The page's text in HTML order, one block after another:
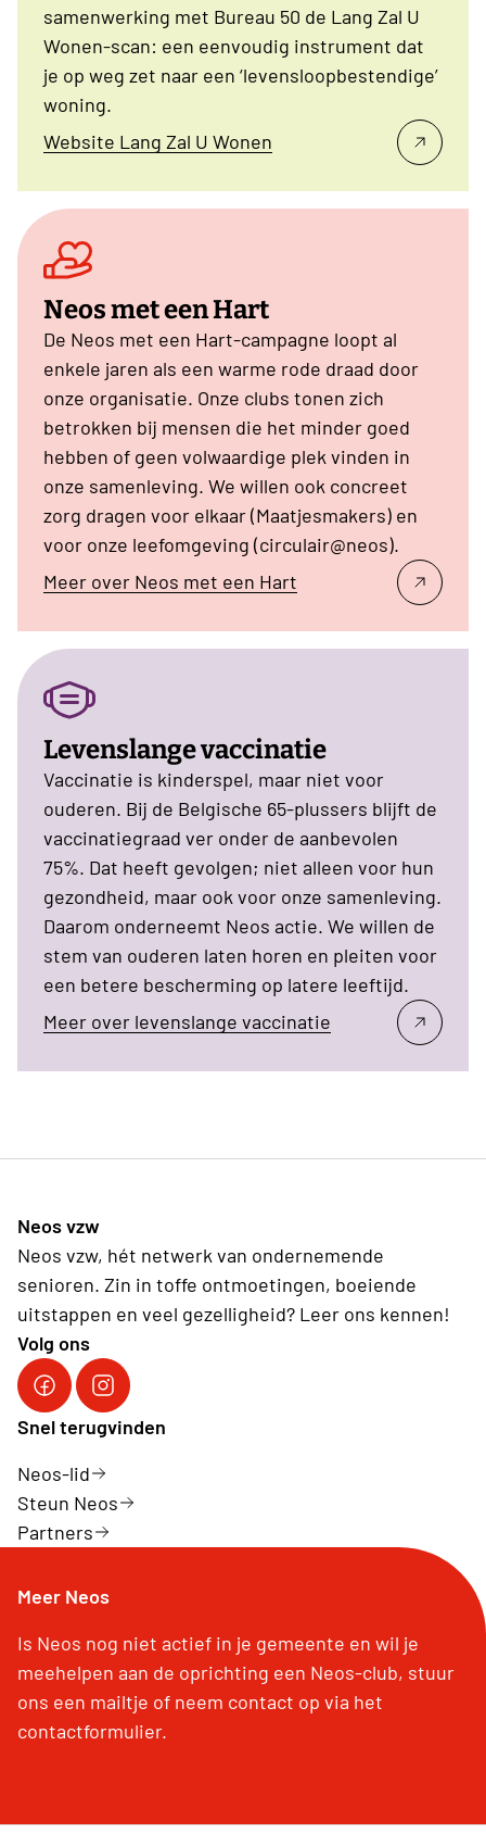
samenwerking met Bureau 50 de Lang Zal U
Wonen-scan: een eenvoudig instrument dat
je op weg zet naar een ‘levensloopbestendige’
woning.
Website Lang Zal U Wonen
Neos met een Hart
De Neos met een Hart-campagne loopt al
enkele jaren als een warme rode draad door
onze organisatie. Onze clubs tonen zich
betrokken bij mensen die het minder goed
hebben of geen volwaardige plek vinden in
onze samenleving. We willen ook concreet
zorg dragen voor elkaar (Maatjesmakers) en
voor onze leefomgeving (circulair@neos).
Meer over Neos met een Hart
Levenslange vaccinatie
Vaccinatie is kinderspel, maar niet voor
ouderen. Bij de Belgische 65-plussers blijft de
vaccinatiegraad ver onder de aanbevolen
75%. Dat heeft gevolgen; niet alleen voor hun
gezondheid, maar ook voor onze samenleving.
Daarom onderneemt Neos actie. We willen de
stem van ouderen laten horen en pleiten voor
een betere bescherming op latere leeftijd.
Meer over levenslange vaccinatie
Neos vzw
Neos vzw, hét netwerk van ondernemende
senioren. Zin in toffe ontmoetingen, boeiende
uitstappen en veel gezelligheid? Leer ons kennen!
Volg ons
Facebook Neos vzw
Instagram Neos vzw
Snel terugvinden
Neos-lid
Steun Neos
Partners
Meer Neos
Is Neos nog niet actief in je gemeente en wil je
meehelpen aan de oprichting een Neos-club, stuur
ons een mailtje of neem contact op via het
contactformulier.